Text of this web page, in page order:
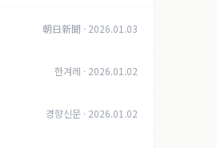
朝日新聞 · 2026.01.03
한겨레 · 2026.01.02
경향신문 · 2026.01.02